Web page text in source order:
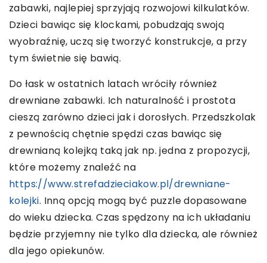
zabawki, najlepiej sprzyjają rozwojowi kilkulatków.
Dzieci bawiąc się klockami, pobudzają swoją
wyobraźnię, uczą się tworzyć konstrukcje, a przy
tym świetnie się bawią.
Do łask w ostatnich latach wróciły również
drewniane zabawki. Ich naturalność i prostota
cieszą zarówno dzieci jak i dorosłych. Przedszkolak
z pewnością chętnie spędzi czas bawiąc się
drewnianą kolejką taką jak np. jedna z propozycji,
które możemy znaleźć na
https://www.strefadzieciakow.pl/drewniane-
kolejki. Inną opcją mogą być puzzle dopasowane
do wieku dziecka. Czas spędzony na ich układaniu
będzie przyjemny nie tylko dla dziecka, ale również
dla jego opiekunów.